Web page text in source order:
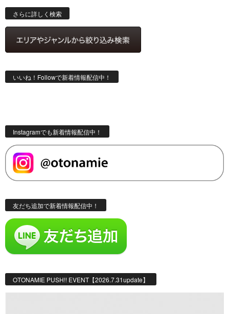
索
さらに詳しく検索
いいね！Followで新着情報配信中！
Instagramでも新着情報配信中！
友だち追加で新着情報配信中！
OTONAMIE PUSH!! EVENT【2026.7.31update】